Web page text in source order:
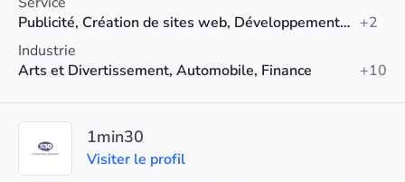
Publicité, Création de sites web, Développement web +2
Industrie
Arts et Divertissement, Automobile, Finance
+10
1min30
Visiter le profil